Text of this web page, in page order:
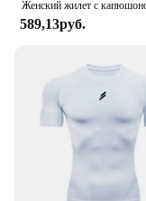
589,13руб.